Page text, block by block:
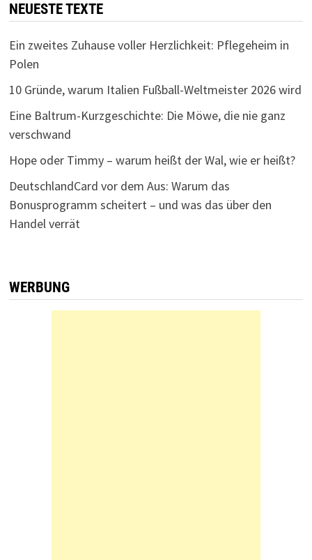
NEUESTE TEXTE
Ein zweites Zuhause voller Herzlichkeit: Pflegeheim in
Polen
10 Gründe, warum Italien Fußball-Weltmeister 2026 wird
Eine Baltrum-Kurzgeschichte: Die Möwe, die nie ganz
verschwand
Hope oder Timmy – warum heißt der Wal, wie er heißt?
DeutschlandCard vor dem Aus: Warum das
Bonusprogramm scheitert – und was das über den
Handel verrät
WERBUNG